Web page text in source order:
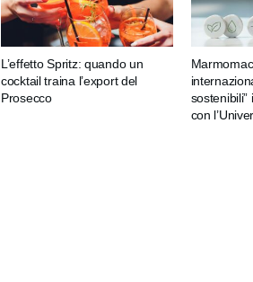
L’effetto Spritz: quando un
cocktail traina l’export del
Prosecco
con